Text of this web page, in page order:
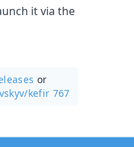
it via the
or
kefir 767